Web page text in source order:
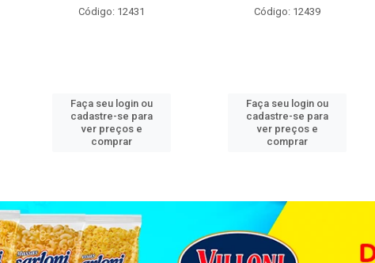
Código: 12431
Faça seu login ou
cadastre-se para
ver preços e
comprar
Código: 12439
Faça seu login ou
cadastre-se para
ver preços e
comprar